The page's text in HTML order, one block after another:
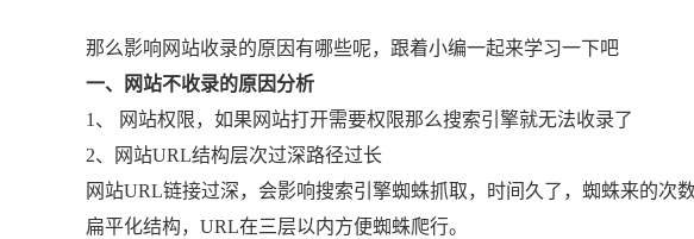
那么影响网站收录的原因有哪些呢，跟着小编一起来学习一下吧
一、网站不收录的原因分析
1、 网站权限，如果网站打开需要权限那么搜索引擎就无法收录了
2、网站URL结构层次过深路径过长
网站URL链接过深，会影响搜索引擎蜘蛛抓取，时间久了，蜘蛛来的次
扁平化结构，URL在三层以内方便蜘蛛爬行。